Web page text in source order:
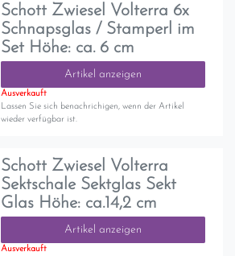
Schott Zwiesel Volterra 6x
Schnapsglas / Stamperl im
Set Höhe: ca. 6 cm
Artikel anzeigen
Ausverkauft
Lassen Sie sich benachrichigen, wenn der Artikel
wieder verfügbar ist.
Schott Zwiesel Volterra
Sektschale Sektglas Sekt
Glas Höhe: ca.14,2 cm
Artikel anzeigen
Ausverkauft